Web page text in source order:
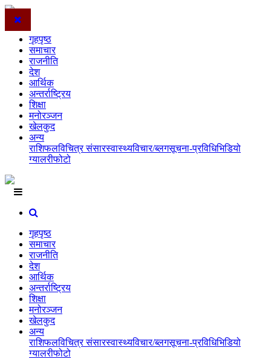
गृहपृष्ठ
समाचार
राजनीति
देश
आर्थिक
अन्तर्राष्ट्रिय
शिक्षा
मनोरञ्जन
खेलकुद
अन्य
राशिफलविचित्र संसारस्वास्थ्यविचार/ब्लगसूचना-प्रविधिभिडियो
ग्यालरीफोटो
गृहपृष्ठ
समाचार
राजनीति
देश
आर्थिक
अन्तर्राष्ट्रिय
शिक्षा
मनोरञ्जन
खेलकुद
अन्य
राशिफलविचित्र संसारस्वास्थ्यविचार/ब्लगसूचना-प्रविधिभिडियो
ग्यालरीफोटो